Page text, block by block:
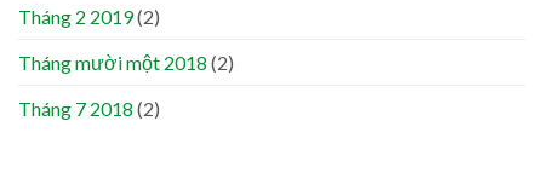
Tháng 2 2019(2)
Tháng mười một 2018 (2)
Tháng 7 2018 (2)